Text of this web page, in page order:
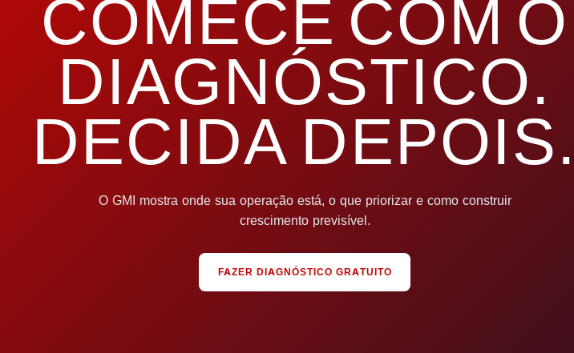
COMECE COM O
DIAGNÓSTICO.
DECIDA DEPOIS.
O GMI mostra onde sua operação está, o que priorizar e como construir
crescimento previsível.
FAZER DIAGNÓSTICO GRATUITO